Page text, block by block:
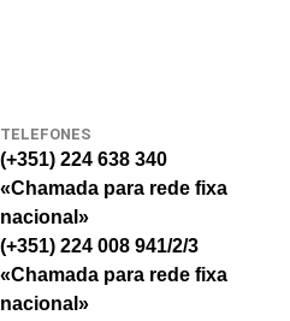
TELEFONES
(+351) 224 638 340
«Chamada para rede fixa
nacional»
(+351) 224 008 941/2/3
«Chamada para rede fixa
nacional»